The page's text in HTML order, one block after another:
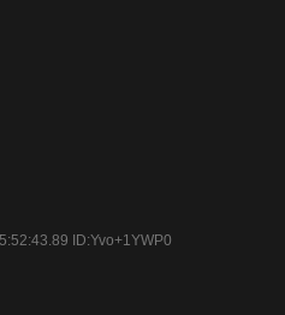
ID:Yvo+1YWP0